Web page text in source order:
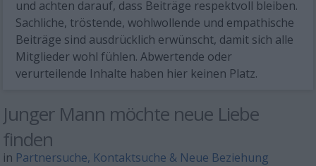
und achten darauf, dass Beiträge respektvoll bleiben.
Sachliche, tröstende, wohlwollende und empathische
Beiträge sind ausdrücklich erwünscht, damit sich alle
Mitglieder wohl fühlen. Abwertende oder
verurteilende Inhalte haben hier keinen Platz.
Junger Mann möchte neue Liebe
finden
in Partnersuche, Kontaktsuche & Neue Beziehung